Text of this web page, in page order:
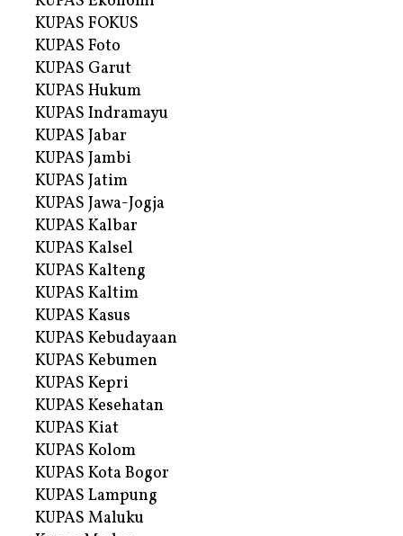
KUPAS FOKUS
KUPAS Foto
KUPAS Garut
KUPAS Hukum
KUPAS Indramayu
KUPAS Jabar
KUPAS Jambi
KUPAS Jatim
KUPAS Jawa-Jogja
KUPAS Kalbar
KUPAS Kalsel
KUPAS Kalteng
KUPAS Kaltim
KUPAS Kasus
KUPAS Kebudayaan
KUPAS Kebumen
KUPAS Kepri
KUPAS Kesehatan
KUPAS Kiat
KUPAS Kolom
KUPAS Kota Bogor
KUPAS Lampung
KUPAS Maluku